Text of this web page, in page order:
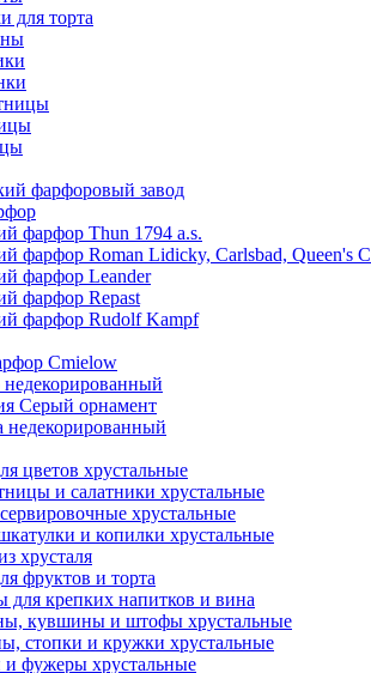
для торта
фарфоровый завод
фарфор Thun 1794 a.s.
фарфор Roman Lidicky, Carlsbad, Queen's
фарфор Leander
фарфор Repast
фарфор Rudolf Kampf
Сmielow
недекорированный
Серый орнамент
недекорированный
цветов хрустальные
и салатники хрустальные
хрустальные
и копилки хрустальные
хрусталя
фруктов и торта
для крепких напитков и вина
кувшины и штофы хрустальные
стопки и кружки хрустальные
фужеры хрустальные